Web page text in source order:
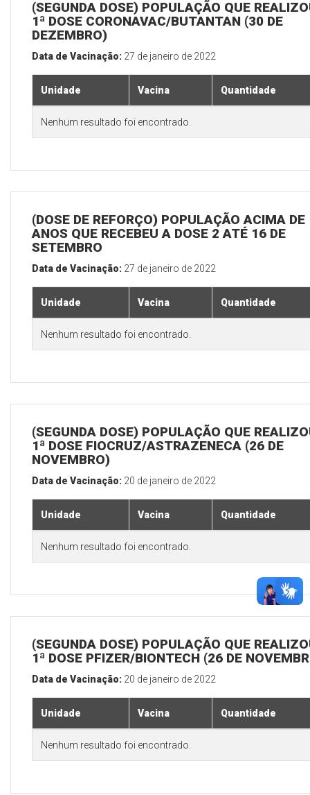
(SEGUNDA DOSE) POPULAÇÃO QUE
1ª DOSE CORONAVAC/BUTANTAN (30 DE
DEZEMBRO)
Data de Vacinação: 27 de janeiro de 2022
Unidade Vacina Quantidade
Nenhum resultado foi encontrado.
(DOSE DE REFORÇO) POPULAÇÃO ACIMA DE
ANOS QUE RECEBEU A DOSE 2 ATÉ 16 DE
SETEMBRO
Data de Vacinação: 27 de janeiro de 2022
Unidade Vacina Quantidade
Nenhum resultado foi encontrado.
(SEGUNDA DOSE) POPULAÇÃO QUE
1ª DOSE FIOCRUZ/ASTRAZENECA (26 DE
NOVEMBRO)
Data de Vacinação: 20 de janeiro de 2022
Unidade Vacina Quantidade
Nenhum resultado foi encontrado.
(SEGUNDA DOSE) POPULAÇÃO QUE
1ª DOSE PFIZER/BIONTECH (26 DE
Data de Vacinação: 20 de janeiro de 2022
Unidade Vacina Quantidade
Nenhum resultado foi encontrado.